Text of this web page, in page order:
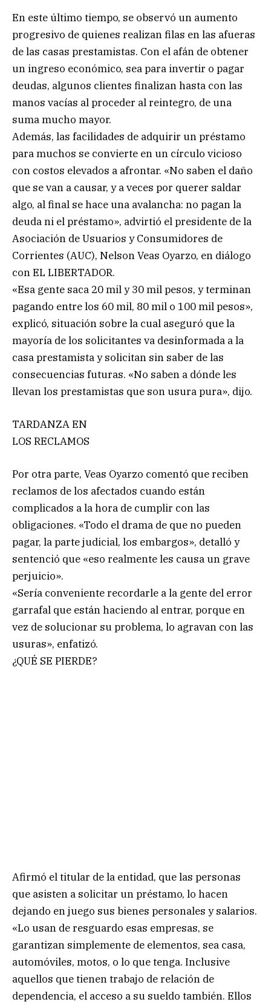
En este último tiempo, se observó un aumento
progresivo de quienes realizan filas en las afueras
de las casas prestamistas. Con el afán de obtener
un ingreso económico, sea para invertir o pagar
deudas, algunos clientes finalizan hasta con las
manos vacías al proceder al reintegro, de una
suma mucho mayor.
Además, las facilidades de adquirir un préstamo
para muchos se convierte en un círculo vicioso
con costos elevados a afrontar. «No saben el daño
que se van a causar, y a veces por querer saldar
algo, al final se hace una avalancha: no pagan la
deuda ni el préstamo», advirtió el presidente de la
Asociación de Usuarios y Consumidores de
Corrientes (AUC), Nelson Veas Oyarzo, en diálogo
con EL LIBERTADOR.
«Esa gente saca 20 mil y 30 mil pesos, y terminan
pagando entre los 60 mil, 80 mil o 100 mil pesos»,
explicó, situación sobre la cual aseguró que la
mayoría de los solicitantes va desinformada a la
casa prestamista y solicitan sin saber de las
consecuencias futuras. «No saben a dónde les
llevan los prestamistas que son usura pura», dijo.
TARDANZA EN
LOS RECLAMOS
Por otra parte, Veas Oyarzo comentó que reciben
reclamos de los afectados cuando están
complicados a la hora de cumplir con las
obligaciones. «Todo el drama de que no pueden
pagar, la parte judicial, los embargos», detalló y
sentenció que «eso realmente les causa un grave
perjuicio».
«Sería conveniente recordarle a la gente del error
garrafal que están haciendo al entrar, porque en
vez de solucionar su problema, lo agravan con las
usuras», enfatizó.
¿QUÉ SE PIERDE?
Afirmó el titular de la entidad, que las personas
que asisten a solicitar un préstamo, lo hacen
dejando en juego sus bienes personales y salarios.
«Lo usan de resguardo esas empresas, se
garantizan simplemente de elementos, sea casa,
automóviles, motos, o lo que tenga. Inclusive
aquellos que tienen trabajo de relación de
dependencia, el acceso a su sueldo también. Ellos